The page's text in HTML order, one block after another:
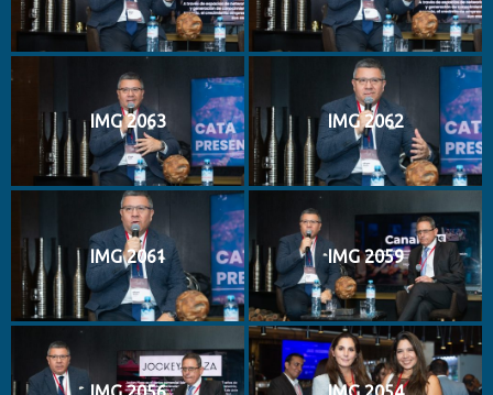
IMG 2063 IMG 2062
IMG 2061 IMG 2059